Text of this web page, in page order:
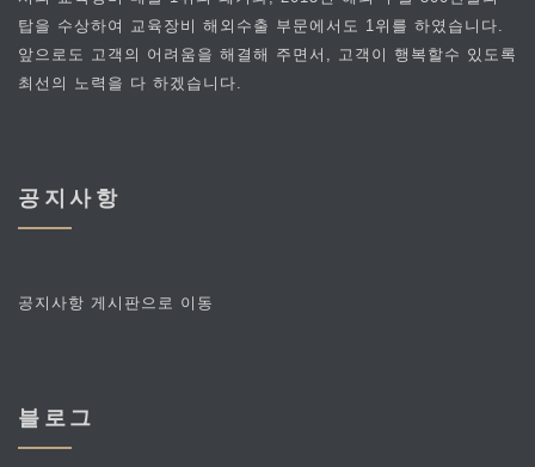
탑을 수상하여 교육장비 해외수출 부문에서도 1위를 하였습니다.
앞으로도 고객의 어려움을 해결해 주면서, 고객이 행복할수 있도록
최선의 노력을 다 하겠습니다.
공지사항
공지사항 게시판으로 이동
블로그